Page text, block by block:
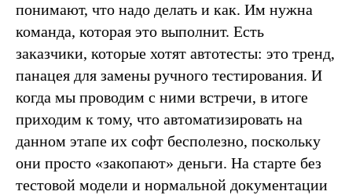
понимают, что надо делать и как. Им нужна
команда, которая это выполнит. Есть
заказчики, которые хотят автотесты: это тренд,
панацея для замены ручного тестирования. И
когда мы проводим с ними встречи, в итоге
приходим к тому, что автоматизировать на
данном этапе их софт бесполезно, поскольку
они просто «закопают» деньги. На старте без
тестовой модели и нормальной документации